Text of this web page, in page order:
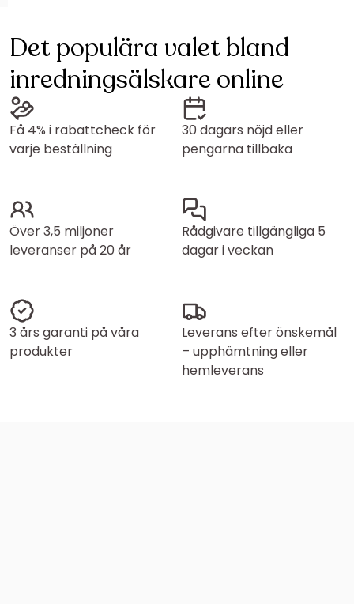
Det populära valet bland
inredningsälskare online
Få 4% i rabattcheck för
varje beställning
30 dagars nöjd eller
pengarna tillbaka
Över 3,5 miljoner
leveranser på 20 år
Rådgivare tillgängliga 5
dagar i veckan
3 års garanti på våra
produkter
Leverans efter önskemål
– upphämtning eller
hemleverans